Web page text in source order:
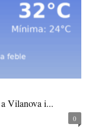
Vilanova i...
0